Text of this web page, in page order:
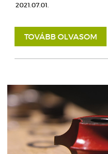
2021.07.01.
TOVÁBB OLVASOM